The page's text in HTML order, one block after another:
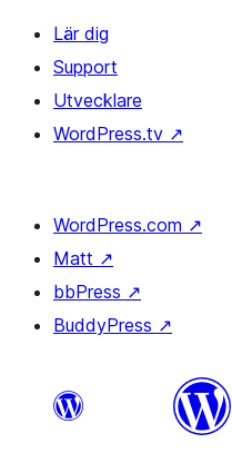
Lär dig
Support
Utvecklare
WordPress.tv ↗
WordPress.com ↗
Matt ↗
bbPress ↗
BuddyPress ↗